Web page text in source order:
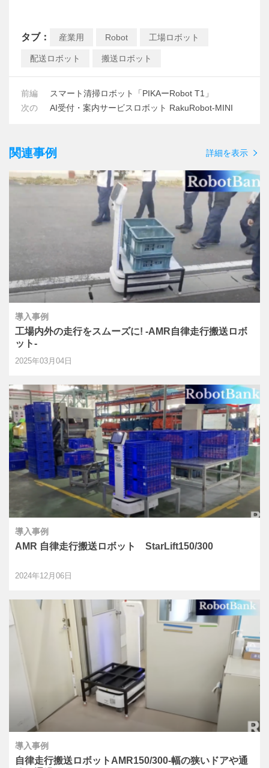
タブ： 産業用 Robot 工場ロボット
配送ロボット 搬送ロボット
前編
スマート清掃ロボット「PIKAーRobot T1」
次の
AI受付・案内サービスロボット RakuRobot-MINI
関連事例 詳細を表示
導入事例
工場内外の走行をスムーズに! -AMR自律走行搬送ロボ
ット-
2025年03月04日
導入事例
AMR 自律走行搬送ロボット StarLift150/300
2024年12月06日
導入事例
自律走行搬送ロボットAMR150/300-幅の狭いドアや通